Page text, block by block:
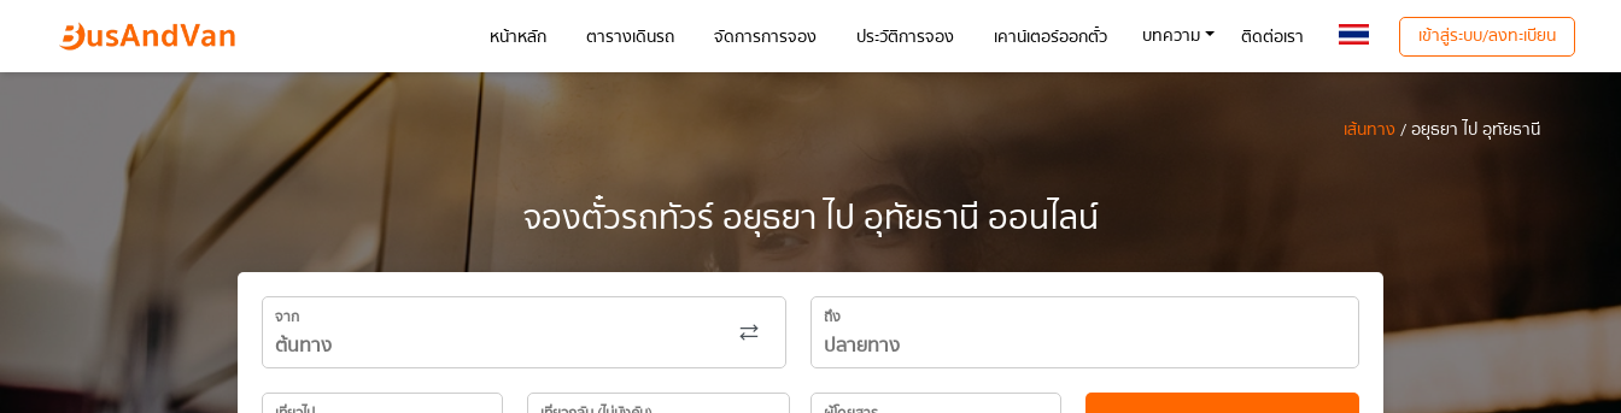
หน้าหลัก ตารางเดินรถ จัดการการจอง ประวัติการจอง เคาน์เตอร์ออกตั๋ว บทความ ติดต่อเรา เข้าสู่ระบบ/ลงทะเบียน
เส้นทาง/ อยุธยา ไป อุทัยธานี
จองตั๋วรถทัวร์ อยุธยา ไป อุทัยธานี ออนไลน์
จาก ถึง